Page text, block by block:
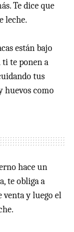
Te dice que
leche.
están bajo
ti te ponen a
tus
huevos como
hace un
te obliga a
venta y luego el